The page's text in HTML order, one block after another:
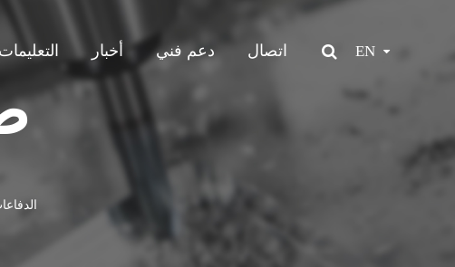
التعليمات أخبار دعم فني اتصال EN